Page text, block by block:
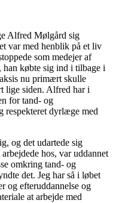
Alfred Mølgård sig
var med henblik på et liv
som medejer af
købte sig ind i tilbage i
nu primært skulle
lige siden. Alfred har i
for tand- og
respekteret dyrlæge med
og det udartede sig
hos, var uddannet
omkring tand- og
det. Jeg har så i løbet
og efteruddannelse og
at arbejde med